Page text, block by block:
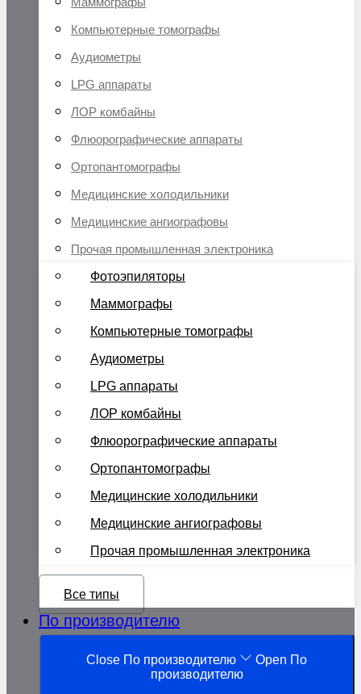
Компьютерные томографы
Аудиометры
LPG аппараты
ЛОР комбайны
Флюорографические аппараты
Ортопантомографы
Медицинские холодильники
Медицинские ангиографовы
Прочая промышленная электроника
Фотоэпиляторы
Маммографы
Компьютерные томографы
Аудиометры
LPG аппараты
ЛОР комбайны
Флюорографические аппараты
Ортопантомографы
Медицинские холодильники
Медицинские ангиографовы
Прочая промышленная электроника
Все типы
По производителю
Close По производителю
Open По
производителю